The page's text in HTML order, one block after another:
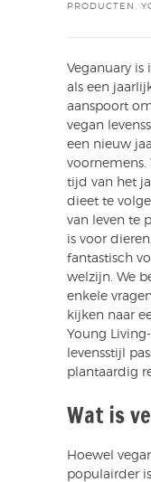
PRODUCTEN
Veganuary is
als een
aanspoort
vegan
een nieuw
voornemens.
tijd van het
dieet te
van leven te
is voor
fantastisch
welzijn. We
enkele
kijken naar
Young
levensstijl
plantaardig
Wat is
Hoewel
populairder